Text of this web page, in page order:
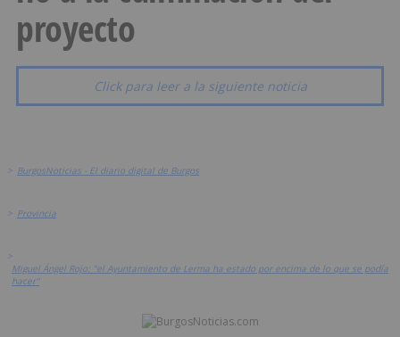
proyecto
Click para leer a la siguiente noticia
> BurgosNoticias - El diario digital de Burgos
> Provincia
>
Miguel Ángel Rojo: "el Ayuntamiento de Lerma ha estado por encima de lo que se podía
hacer"